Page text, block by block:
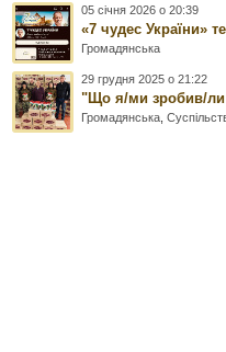
05 січня 2026 о 20:39
«7 чудес України»
Громадянська
29 грудня 2025 о 21:22
"Що я/ми зробив/ли
Громадянська ,